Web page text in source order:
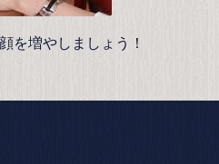
を増やしましょう！